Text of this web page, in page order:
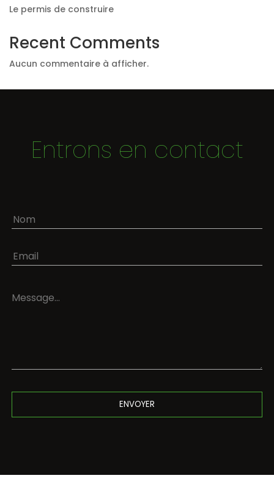
Le permis de construire
Recent Comments
Aucun commentaire à afficher.
Entrons en contact